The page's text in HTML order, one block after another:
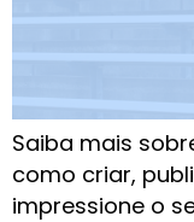
Saiba mais
como criar,
impressione o